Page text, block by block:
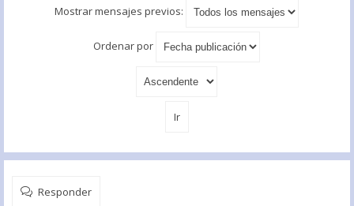
Mostrar mensajes previos:
Ordenar por
Responder